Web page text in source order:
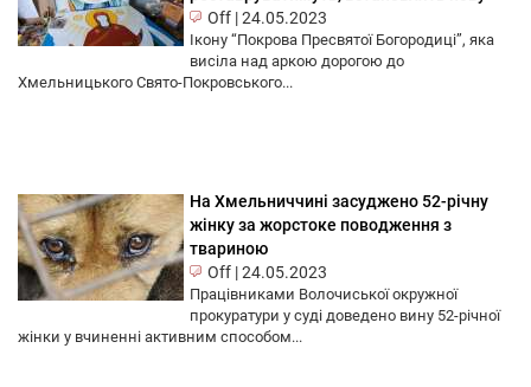
Off |24.05.2023
Ікону “Покрова Пресвятої Богородиці”, яка
висіла над аркою дорогою до
Хмельницького Свято-Покровського...
На Хмельниччині засуджено 52-річну
жінку за жорстоке поводження з
твариною
Off |24.05.2023
Працівниками Волочиської окружної
прокуратури у суді доведено вину 52-річної
жінки у вчиненні активним способом...